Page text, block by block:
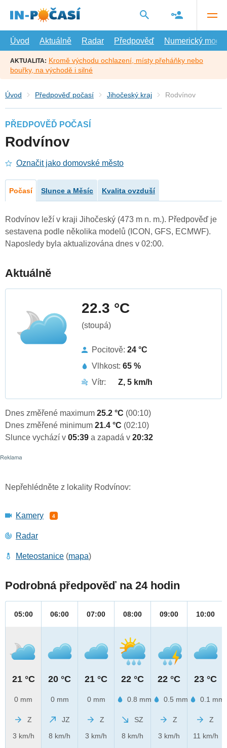
hlavní
Úvod
Aktuálně Radar Předpověď Numerický model
AKTUALITA: Kromě východu ochlazení, místy přeháňky nebo
bouřky, na východě i silné
Úvod Předpověď počasí Jihočeský kraj Rodvínov
PŘEDPOVĚĎ POČASÍ
Rodvínov
Označit jako domovské město
Počasí Slunce a Měsíc Kvalita ovzduší
Rodvínov leží v kraji Jihočeský (473 m n. m.). Předpověď je
sestavena podle několika modelů (ICON, GFS, ECMWF).
Naposledy byla aktualizována dnes v 02:00.
Aktuálně
22.3 °C
(stoupá)
Pocitově: 24 °C
Vlhkost: 65 %
Vítr:
Z, 5 km/h
Dnes změřené maximum 25.2 °C (00:10)
Dnes změřené minimum 21.4 °C (02:10)
Slunce vychází v 05:39 a zapadá v 20:32
Nepřehlédněte z lokality Rodvínov:
Kamery 4
Radar
Meteostanice (mapa)
Podrobná předpověď na 24 hodin
05:00
21 °C
0 mm
Z
3 km/h
06:00
20 °C
0 mm
JZ
8 km/h
07:00
21 °C
0 mm
Z
3 km/h
08:00
22 °C
0.8 mm
SZ
8 km/h
09:00
22 °C
0.5 mm
Z
3 km/h
10:00
23 °C
0.1 mm
Z
11 km/h